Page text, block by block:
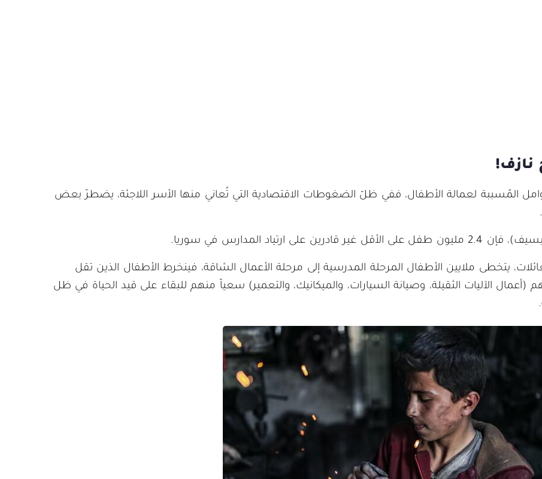
نازف!
المُسببة لعمالة الأطفال، ففي ظلّ الضغوطات الاقتصادية التي تُعاني منها الأسر اللاجئة، يضطرّ بعض
المدارس في سوريا.
يتخطى ملايين الأطفال المرحلة المدرسية إلى مرحلة الأعمال الشاقة، فينخرط الأطفال الذين تقل
أجسادهم (أعمال الآليات الثقيلة، وصيانة السيارات، والميكانيك، والتعمير) سعياً منهم للبقاء على قيد الحياة في ظل